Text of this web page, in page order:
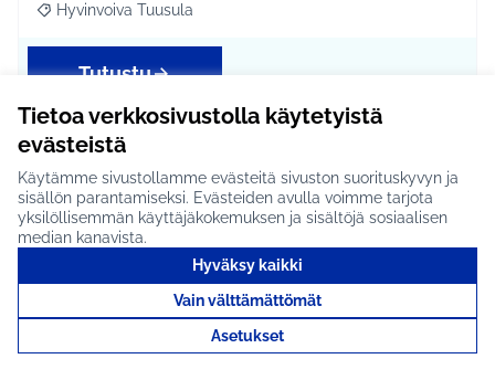
Tietoa verkkosivustolla käytetyistä
evästeistä
Käytämme sivustollamme evästeitä sivuston suorituskyvyn ja
sisällön parantamiseksi. Evästeiden avulla voimme tarjota
yksilöllisemmän käyttäjäkokemuksen ja sisältöjä sosiaalisen
median kanavista.
Hyväksy kaikki
Vain välttämättömät
Asetukset
Rajaa tulokset aihepiirin mukaan: Hyvinvoiva Tuusula
Hyvinvoiva Tuusula
Tutustu
Bussikierros Tuusulanjärven
historiallisiin taloihin sekä
museoihin opastuksella
ilmaiseksi #116
Meillä on paljon historiallisia taloja ja tiloja aivan
Tuusulanjärven rannalla. Moni ei kuitenkaan t…